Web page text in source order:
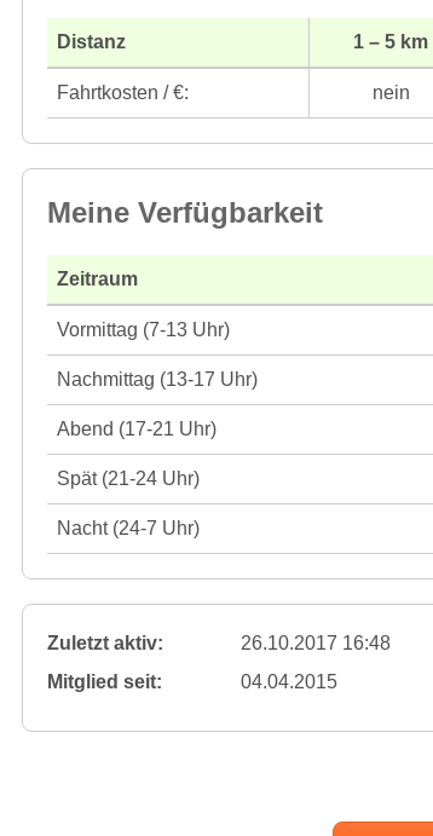
Distanz 1 – 5 km
Fahrtkosten / €: nein
Meine Verfügbarkeit
Zeitraum
Vormittag (7-13 Uhr)
Nachmittag (13-17 Uhr)
Abend (17-21 Uhr)
Spät (21-24 Uhr)
Nacht (24-7 Uhr)
Zuletzt aktiv: 26.10.2017 16:48
Mitglied seit:
04.04.2015